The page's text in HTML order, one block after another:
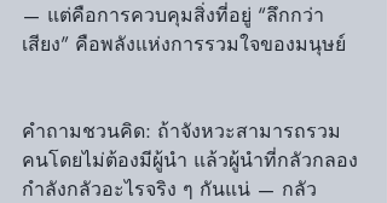
— แต่คือการควบคุมสิ่งที่อยู่ “ลึกกว่า
เสียง” คือพลังแห่งการรวมใจของมนุษย์
คำถามชวนคิด: ถ้าจังหวะสามารถรวม
คนโดยไม่ต้องมีผู้นำ แล้วผู้นำที่กลัวกลอง
กำลังกลัวอะไรจริง ๆ กันแน่ — กลัว